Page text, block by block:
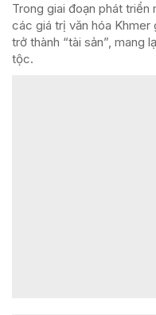
Trong giai đoạn phát triển
các giá trị văn hóa Khmer
trở thành “tài sản”, mang
tộc.